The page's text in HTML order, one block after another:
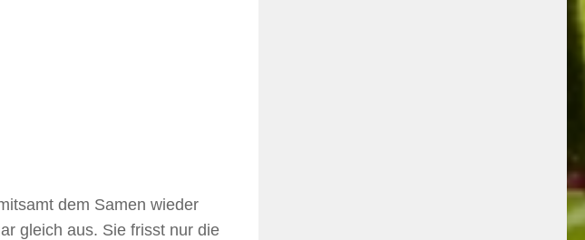
dem Samen wieder
gleich aus. Sie frisst nur die